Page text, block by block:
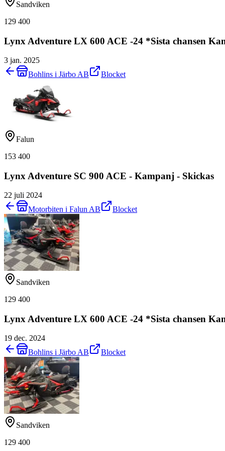
Sandviken
129 400
Lynx Adventure LX 600 ACE -24 *Sista chansen
3 jan. 2025
Bohlins i Järbo AB
Blocket
Falun
153 400
Lynx Adventure SC 900 ACE - Kampanj - Skickas
22 juli 2024
Motorbiten i Falun AB
Blocket
Sandviken
129 400
Lynx Adventure LX 600 ACE -24 *Sista chansen
19 dec. 2024
Bohlins i Järbo AB
Blocket
Sandviken
129 400